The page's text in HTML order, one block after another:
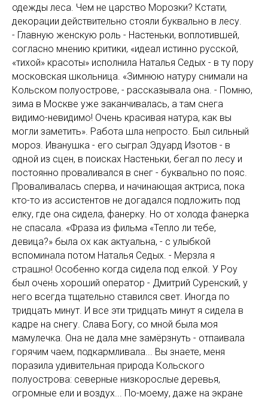
одежды леса. Чем не царство Морозки? Кстати,
декорации действительно стояли буквально в лесу.
- Главную женскую роль - Настеньки, воплотившей,
согласно мнению критики, «идеал истинно русской,
«тихой» красоты» исполнила Наталья Седых - в ту пору
московская школьница. «Зимнюю натуру снимали на
Кольском полуострове, - рассказывала она. - Помню,
зима в Москве уже заканчивалась, а там снега
видимо-невидимо! Очень красивая натура, как вы
могли заметить». Работа шла непросто. Был сильный
мороз. Иванушка - его сыграл Эдуард Изотов - в
одной из сцен, в поисках Настеньки, бегал по лесу и
постоянно проваливался в снег - буквально по пояс.
Проваливалась сперва, и начинающая актриса, пока
кто-то из ассистентов не догадался подложить под
елку, где она сидела, фанерку. Но от холода фанерка
не спасала. «Фраза из фильма «Тепло ли тебе,
девица?» была ох как актуальна, - с улыбкой
вспоминала потом Наталья Седых. - Мерзла я
страшно! Особенно когда сидела под елкой. У Роу
был очень хороший оператор - Дмитрий Суренский, у
него всегда тщательно ставился свет. Иногда по
тридцать минут. И все эти тридцать минут я сидела в
кадре на снегу. Слава Богу, со мной была моя
мамулечка. Она не дала мне замёрзнуть - отпаивала
горячим чаем, подкармливала... Вы знаете, меня
поразила удивительная природа Кольского
полуострова: северные низкорослые деревья,
огромные ели и воздух... По-моему, даже на экране